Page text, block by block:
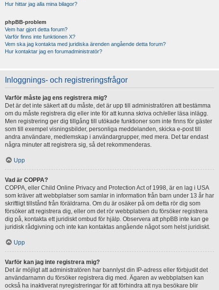
Hur hittar jag alla mina bilagor?
phpBB-problem
Vem har gjort detta forum?
Varför finns inte funktionen X?
Vem ska jag kontakta med juridiska ärenden angående detta forum?
Hur kontaktar jag en forumadministratör?
Inloggnings- och registreringsfrågor
Varför måste jag ens registrera mig?
Det är det inte säkert att du måste, det är upp till administratören att bestämma
om du måste registrera dig eller inte för att kunna skriva och/eller läsa inlägg.
Men registrering ger dig tillgång till utökade funktioner som inte finns för gäster
som till exempel visningsbilder, personliga meddelanden, skicka e-post till
andra användare, medlemskap i användargrupper, med mera. Det tar endast
några minuter att registrera sig, så det rekommenderas.
Upp
Vad är COPPA?
COPPA, eller Child Online Privacy and Protection Act of 1998, är en lag i USA
som kräver att webbplatser som samlar in information från barn under 13 år har
skriftligt tillstånd från föräldrarna. Om du är osäker på om detta rör dig som
försöker att registrera dig, eller om det rör webbplatsen du försöker registrera
dig på, kontakta ett juridiskt ombud för hjälp. Observera att phpBB inte kan ge
juridisk rådgivning och inte kan kontaktas angående något som helst juridiskt.
Upp
Varför kan jag inte registrera mig?
Det är möjligt att administratören har bannlyst din IP-adress eller förbjudit det
användarnamn du försöker registrera dig med. Ägaren av webbplatsen kan
också ha inaktiverat nyregistreringar för att förhindra att nya besökare blir